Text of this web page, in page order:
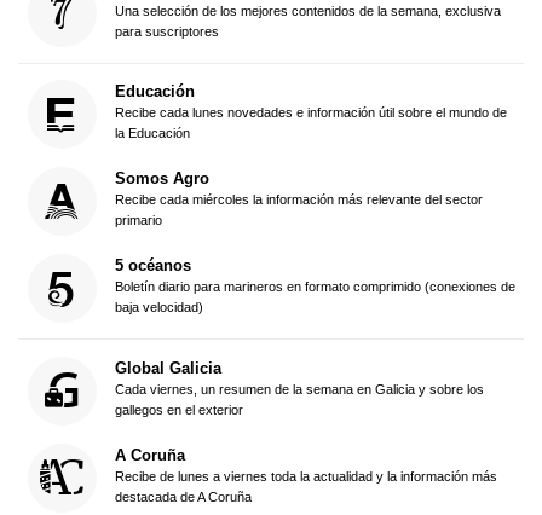
Una selección de los mejores contenidos de la semana, exclusiva
para suscriptores
Educación
Recibe cada lunes novedades e información útil sobre el mundo de
la Educación
Somos Agro
Recibe cada miércoles la información más relevante del sector
primario
5 océanos
Boletín diario para marineros en formato comprimido (conexiones de
baja velocidad)
Global Galicia
Cada viernes, un resumen de la semana en Galicia y sobre los
gallegos en el exterior
A Coruña
Recibe de lunes a viernes toda la actualidad y la información más
destacada de A Coruña